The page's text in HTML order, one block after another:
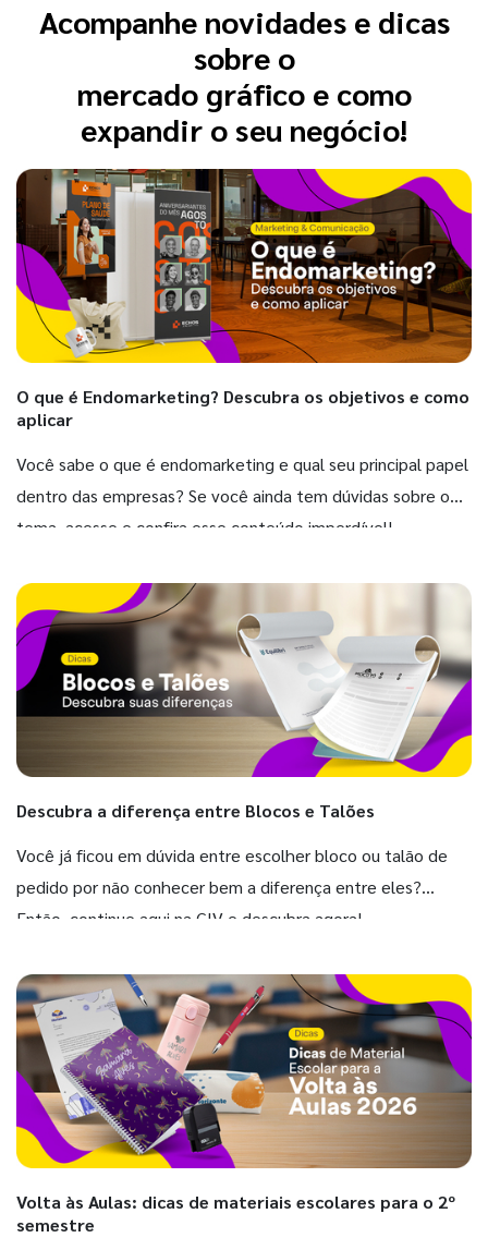
Acompanhe novidades e dicas
sobre o
mercado gráfico e como
expandir o seu negócio!
O que é Endomarketing? Descubra os objetivos e como
aplicar
Você sabe o que é endomarketing e qual seu principal papel
dentro das empresas? Se você ainda tem dúvidas sobre o
tema, acesse e confira esse conteúdo imperdível!
Descubra a diferença entre Blocos e Talões
Você já ficou em dúvida entre escolher bloco ou talão de
pedido por não conhecer bem a diferença entre eles?
Então, continue aqui na GIV e descubra agora!
Volta às Aulas: dicas de materiais escolares para o 2º
semestre